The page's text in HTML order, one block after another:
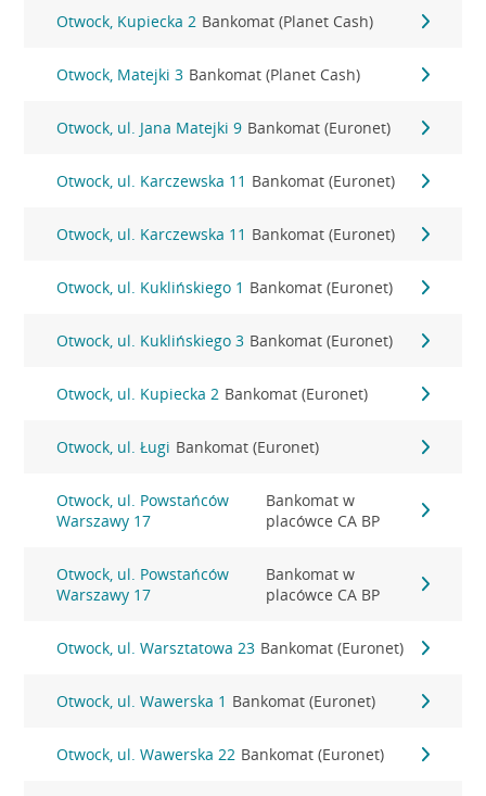
Otwock, Kupiecka 2 Bankomat (Planet Cash)
Otwock, Matejki 3 Bankomat (Planet Cash)
Otwock, ul. Jana Matejki 9 Bankomat (Euronet)
Otwock, ul. Karczewska 11 Bankomat (Euronet)
Otwock, ul. Karczewska 11 Bankomat (Euronet)
Otwock, ul. Kuklińskiego 1 Bankomat (Euronet)
Otwock, ul. Kuklińskiego 3 Bankomat (Euronet)
Otwock, ul. Kupiecka 2 Bankomat (Euronet)
Otwock, ul. Ługi Bankomat (Euronet)
Otwock, ul. Powstańców
Warszawy 17
Bankomat w
placówce CA BP
Otwock, ul. Powstańców
Warszawy 17
Bankomat w
placówce CA BP
Otwock, ul. Warsztatowa 23 Bankomat (Euronet)
Otwock, ul. Wawerska 1 Bankomat (Euronet)
Otwock, ul. Wawerska 22 Bankomat (Euronet)